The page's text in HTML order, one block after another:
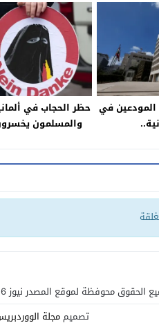
المودعين في حظر الحجاب في
والمسلمون
الحقوق محوفظة لموقع المصدر نيوز 2026 | تطوير
تصميممجلة